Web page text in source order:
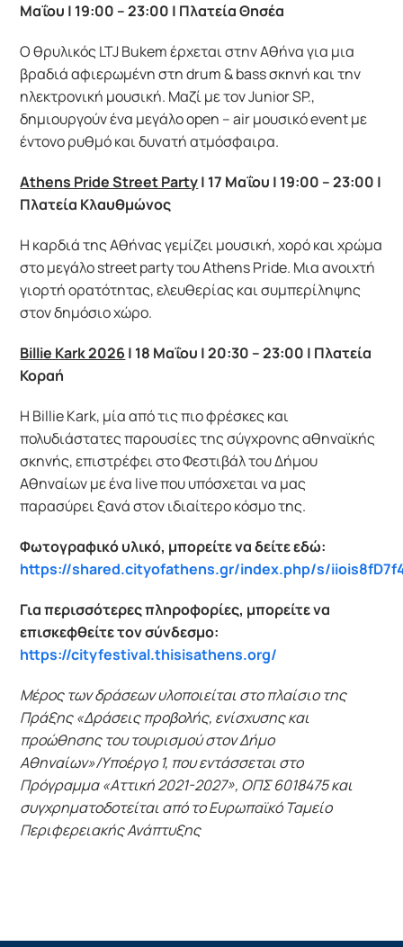
Μαΐου | 19:00 – 23:00 | Πλατεία Θησέα
Ο θρυλικός LTJ Bukem έρχεται στην Αθήνα για μια
βραδιά αφιερωμένη στη drum & bass σκηνή και την
ηλεκτρονική μουσική. Μαζί με τον Junior SP.,
δημιουργούν ένα μεγάλο open – air μουσικό event με
έντονο ρυθμό και δυνατή ατμόσφαιρα.
Athens Pride Street Party| 17 Μαΐου | 19:00 – 23:00 |
Πλατεία Κλαυθμώνος
Η καρδιά της Αθήνας γεμίζει μουσική, χορό και χρώμα
στο μεγάλο street party του Athens Pride. Μια ανοιχτή
γιορτή ορατότητας, ελευθερίας και συμπερίληψης
στον δημόσιο χώρο.
Billie Kark 2026 | 18 Μαΐου | 20:30 – 23:00 | Πλατεία
Κοραή
Η Billie Kark, μία από τις πιο φρέσκες και
πολυδιάστατες παρουσίες της σύγχρονης αθηναϊκής
σκηνής, επιστρέφει στο Φεστιβάλ του Δήμου
Αθηναίων με ένα live που υπόσχεται να μας
παρασύρει ξανά στον ιδιαίτερο κόσμο της.
Φωτογραφικό υλικό, μπορείτε να δείτε εδώ:
https://shared.cityofathens.gr/index.php/s/
Για περισσότερες πληροφορίες, μπορείτε να
επισκεφθείτε τον σύνδεσμο:
https://cityfestival.thisisathens.org/
Μέρος των δράσεων υλοποιείται στο πλαίσιο της
Πράξης «Δράσεις προβολής, ενίσχυσης και
προώθησης του τουρισμού στον Δήμο
Αθηναίων»/Yποέργο 1, που εντάσσεται στο
Πρόγραμμα «Αττική 2021-2027», ΟΠΣ 6018475 και
συγχρηματοδοτείται από το Ευρωπαϊκό Ταμείο
Περιφερειακής Ανάπτυξης